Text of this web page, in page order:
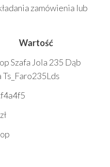
zamówienia lub
Wartość
Szafa Jola 235 Dąb
Ts_Faro235Lds